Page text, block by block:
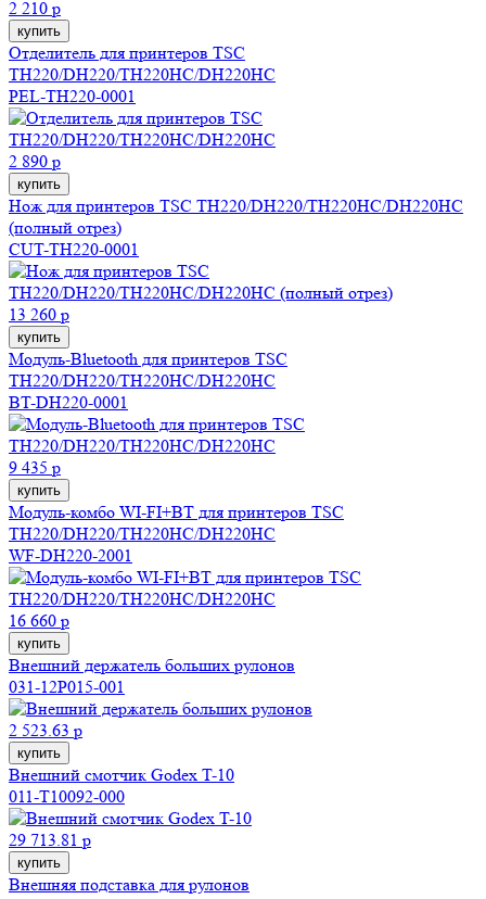
2 210 р
купить
Отделитель для принтеров TSC
TH220/DH220/TH220HC/DH220HC
PEL-TH220-0001
2 890 р
купить
Нож для принтеров TSC TH220/DH220/TH220HC/DH220HC
(полный отрез)
CUT-TH220-0001
13 260 р
купить
Модуль-Bluetooth для принтеров TSC
TH220/DH220/TH220HC/DH220HC
BT-DH220-0001
9 435 р
купить
Модуль-комбо WI-FI+BT для принтеров TSC
TH220/DH220/TH220HC/DH220HC
WF-DH220-2001
16 660 р
купить
Внешний держатель больших рулонов
031-12P015-001
2 523.63 р
купить
Внешний смотчик Godex T-10
011-T10092-000
29 713.81 р
купить
Внешняя подставка для рулонов